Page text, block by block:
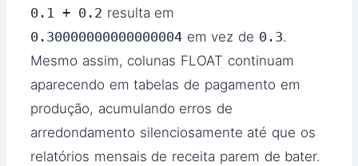
0.1 + 0.2 resulta em
0.30000000000000004 em vez de 0.3.
Mesmo assim, colunas FLOAT continuam
aparecendo em tabelas de pagamento em
produção, acumulando erros de
arredondamento silenciosamente até que os
relatórios mensais de receita parem de bater.